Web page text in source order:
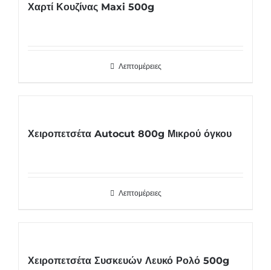
Χαρτί Κουζίνας Maxi 500g
Λεπτομέρειες
Χειροπετσέτα Autocut 800g Μικρού όγκου
Λεπτομέρειες
Χειροπετσέτα Συσκευών Λευκό Ρολό 500g